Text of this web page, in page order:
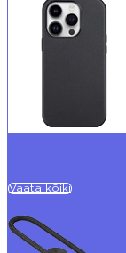
Vaata kõiki